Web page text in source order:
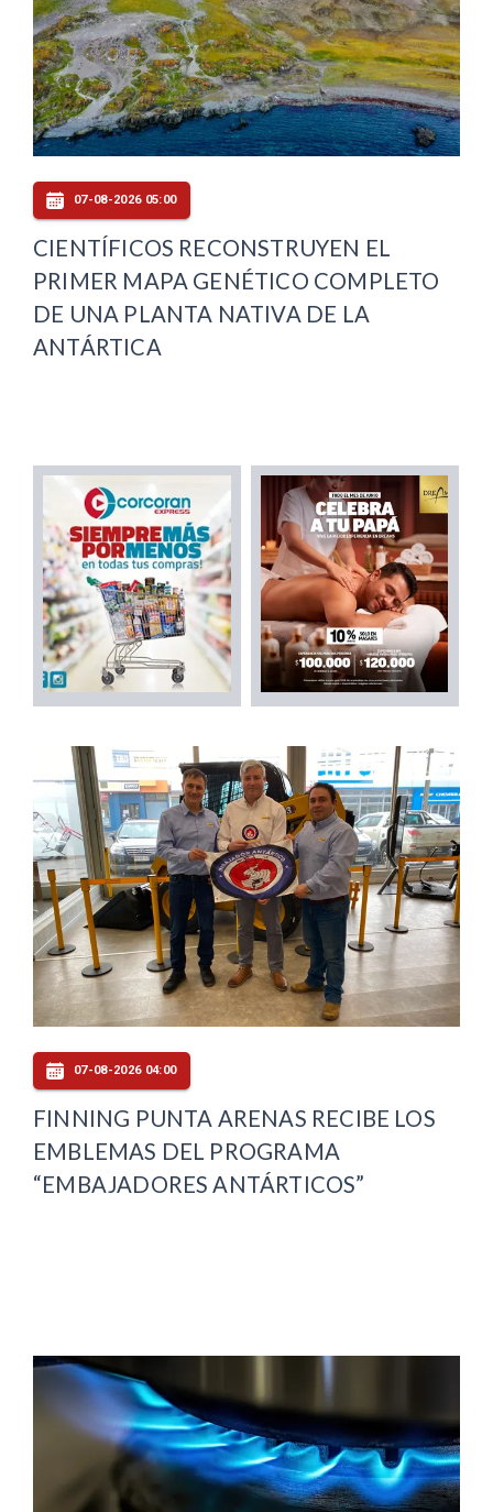
07-08-2026 05:00
CIENTÍFICOS RECONSTRUYEN EL
PRIMER MAPA GENÉTICO COMPLETO
DE UNA PLANTA NATIVA DE LA
ANTÁRTICA
07-08-2026 04:00
FINNING PUNTA ARENAS RECIBE LOS
EMBLEMAS DEL PROGRAMA
“EMBAJADORES ANTÁRTICOS”